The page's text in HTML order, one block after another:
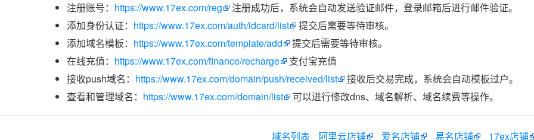
注册账号： https://www.17ex.com/reg
注册成功后，系统会自动发送验证邮件，登录邮箱后进行邮件验证。
添加身份认证： https://www.17ex.com/auth/idcard/list
提交后需要等待审核。
添加域名模板： https://www.17ex.com/template/add
提交后需要等待审核。
在线充值： https://www.17ex.com/finance/recharge
支付宝充值
接收push域名： https://www.17ex.com/domain/push/received/list
接收后交易完成，系统会自动模板过户。
查看和管理域名： https://www.17ex.com/domain/list 可以进行修改dns、域名解析、域名续费等操作。
域名列表 阿里云店铺 爱名店铺 易名店铺 17ex店铺